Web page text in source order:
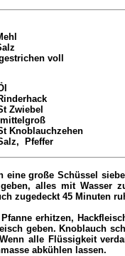
voll
Zwiebel
Knoblauchzehen
Pfeffer
eine große Schüssel
alles mit Wasser
zugedeckt 45 Minuten
erhitzen,
geben. Knoblauch
alle Flüssigkeit
abkühlen lassen.